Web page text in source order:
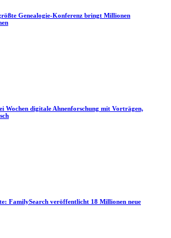
Genealogie-Konferenz bringt Millionen
Wochen digitale Ahnenforschung mit Vorträgen,
FamilySearch veröffentlicht 18 Millionen neue